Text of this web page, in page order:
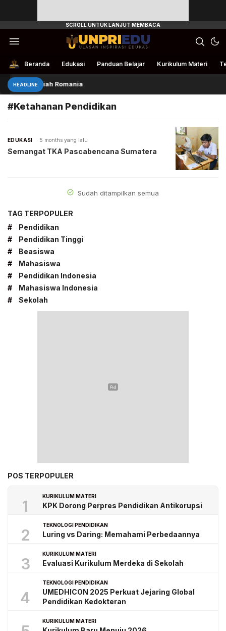
UnpriEdu
Ulasan Inspirasi Edukasi
Beranda Edukasi Panduan Belajar Kurikulum Materi
HEADLINE
Gratis Kuliah Romania
#Ketahanan Pendidikan
EDUKASI 5 months yang lalu
Semangat TKA Pascabencana Sumatera
Sudah ditampilkan semua
TAG TERPOPULER
#
Pendidikan
#
Pendidikan Tinggi
#
Beasiswa
#
Mahasiswa
#
Pendidikan Indonesia
#
Mahasiswa Indonesia
#
Sekolah
POS TERPOPULER
1
KURIKULUM MATERI
KPK Dorong Perpres Pendidikan Antikorupsi
2
TEKNOLOGI PENDIDIKAN
Luring vs Daring: Memahami Perbedaannya
3
KURIKULUM MATERI
Evaluasi Kurikulum Merdeka di Sekolah
4
TEKNOLOGI PENDIDIKAN
UMEDHICON 2025 Perkuat Jejaring Global
Pendidikan Kedokteran
KURIKULUM MATERI